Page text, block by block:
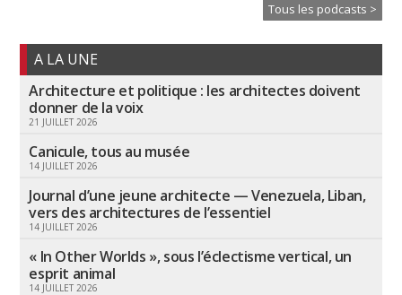
Tous les podcasts >
A LA UNE
Architecture et politique : les architectes doivent
donner de la voix
21 JUILLET 2026
Canicule, tous au musée
14 JUILLET 2026
Journal d’une jeune architecte — Venezuela, Liban,
vers des architectures de l’essentiel
14 JUILLET 2026
« In Other Worlds », sous l’éclectisme vertical, un
esprit animal
14 JUILLET 2026